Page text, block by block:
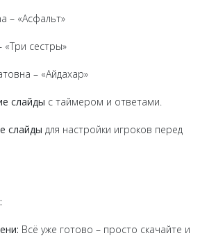
– «Асфальт»
«Три сестры»
– «Айдахар»
слайды с таймером и ответами.
слайды для настройки игроков перед
Всё уже готово – просто скачайте и